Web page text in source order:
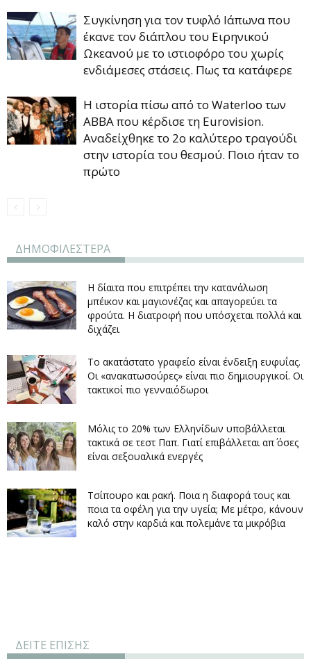
Συγκίνηση για τον τυφλό Ιάπωνα που
έκανε τον διάπλου του Ειρηνικού
Ωκεανού με το ιστιοφόρο του χωρίς
ενδιάμεσες στάσεις. Πως τα κατάφερε
Η ιστορία πίσω από το Waterloo των
ΑΒΒΑ που κέρδισε τη Eurovision.
Αναδείχθηκε το 2ο καλύτερο τραγούδι
στην ιστορία του θεσμού. Ποιο ήταν το
πρώτο
ΔΗΜΟΦΙΛΕΣΤΕΡΑ
Η δίαιτα που επιτρέπει την κατανάλωση
μπέικον και μαγιονέζας και απαγορεύει τα
φρούτα. Η διατροφή που υπόσχεται πολλά και
διχάζει
Το ακατάστατο γραφείο είναι ένδειξη ευφυΐας.
Οι «ανακατωσούρες» είναι πιο δημιουργικοί. Οι
τακτικοί πιο γενναιόδωροι
Μόλις το 20% των Ελληνίδων υποβάλλεται
τακτικά σε τεστ Παπ. Γιατί επιβάλλεται απ΄ όσες
είναι σεξουαλικά ενεργές
Τσίπουρο και ρακή. Ποια η διαφορά τους και
ποια τα οφέλη για την υγεία; Με μέτρο, κάνουν
καλό στην καρδιά και πολεμάνε τα μικρόβια
ΔΕΙΤΕ ΕΠΙΣΗΣ